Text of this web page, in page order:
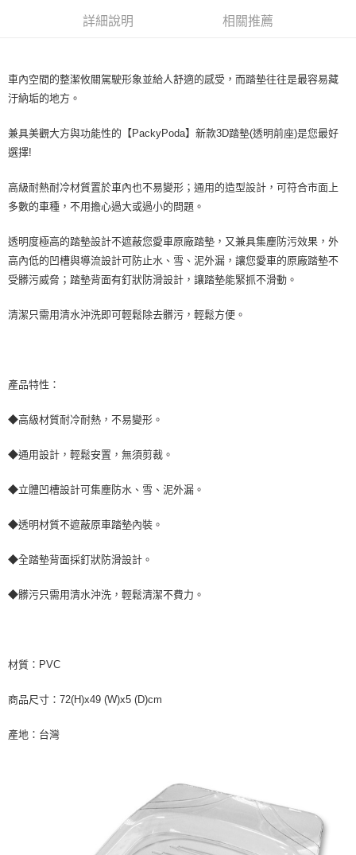
【「AFTEE先享後付」結帳流程】
３．收到繳費通知簡訊後14天內，點擊此簡訊中的連結，可透過四大超商／
ATM／網路銀行／等多元方式進行付款，方視為交易完成。
※ 請注意：結帳手續完成當下不需立刻繳費，但若您需要取消訂單，請聯絡
後付繳納相關費用。
※ 交易是否成功請以「AFTEE先享後付 」之結帳頁面顯示為準，若有關於
【注意事項】
易，需依本服務之必要範圍內提供個人資料，並將交易相關給付款項請求債
權轉讓予恩沛科技股份有限公司。
２．關於個人資料處理事宜，請瀏覽以下網址：
https://aftee.tw/terms/#terms3
「AFTEE先享後付」，若未經同意申辦者引起之損失，本公司不負相關責
任。
５．嚴禁一人註冊多個帳號或使用他人資訊註冊。若發現惡意使用之情形，
恩沛科技股份有限公司將有權停止該用戶之使用額度並採取法律行動。
每筆NT$70，滿NT$490(含以上)免運費
詳細說明 相關推薦
車內空間的整潔攸關駕駛形象並給人舒適的感受，而踏墊往往是最容易藏
汙納垢的地方。
兼具美觀大方與功能性的【PackyPoda】新款3D踏墊(透明前座)是您最好
選擇!
高級耐熱耐冷材質置於車內也不易變形；通用的造型設計，可符合市面上
多數的車種，不用擔心過大或過小的問題。
透明度極高的踏墊設計不遮蔽您愛車原廠踏墊，又兼具集塵防污效果，外
高內低的凹槽與導流設計可防止水、雪、泥外漏，讓您愛車的原廠踏墊不
受髒污威脅；踏墊背面有釘狀防滑設計，讓踏墊能緊抓不滑動。
清潔只需用清水沖洗即可輕鬆除去髒污，輕鬆方便。
產品特性：
◆高級材質耐冷耐熱，不易變形。
◆通用設計，輕鬆安置，無須剪裁。
◆立體凹槽設計可集塵防水、雪、泥外漏。
◆透明材質不遮蔽原車踏墊內裝。
◆全踏墊背面採釘狀防滑設計。
◆髒污只需用清水沖洗，輕鬆清潔不費力。
材質：PVC
商品尺寸：72(H)x49 (W)x5 (D)cm
產地：台灣